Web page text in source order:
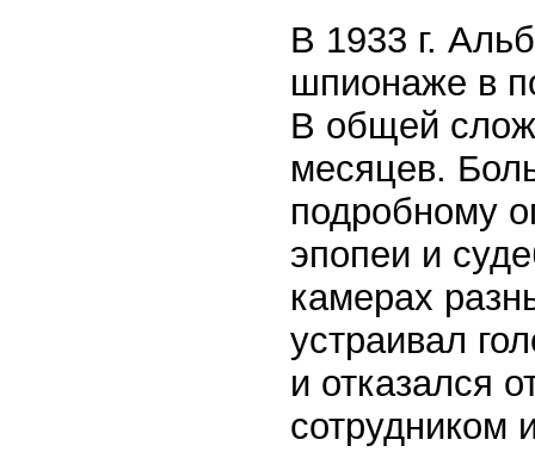
В 1933 г.
шпионаже в
В общей
месяцев.
подробному
эпопеи и
камерах
устраивал
и отказался
сотрудником